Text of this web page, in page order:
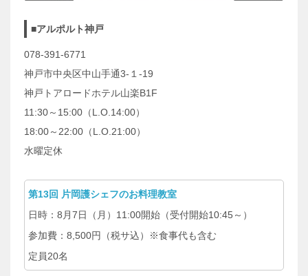
■アルポルト神戸
078-391-6771
神戸市中央区中山手通3-１-19
神戸トアロードホテル山楽B1F
11:30～15:00（L.O.14:00）
18:00～22:00（L.O.21:00）
水曜定休
第13回 片岡護シェフのお料理教室
日時：8月7日（月）11:00開始（受付開始10:45～）
参加費：8,500円（税サ込）※食事代も含む
定員20名